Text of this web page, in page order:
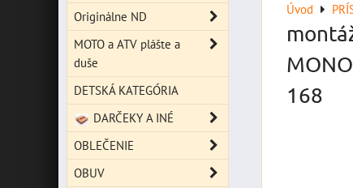
Úvod
168
Originálne ND
MOTO a ATV plášte a
duše
DETSKÁ KATEGÓRIA
DARČEKY A INÉ
OBLEČENIE
OBUV